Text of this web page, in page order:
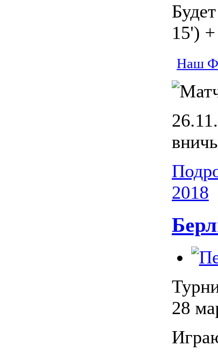
15')
Наш
2018
28